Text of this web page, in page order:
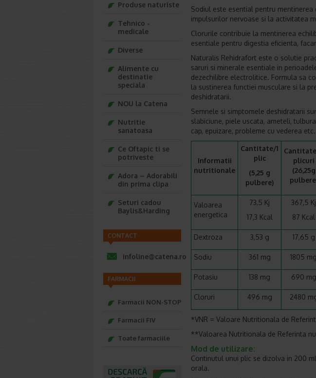
Sodiul este esential pentru
impulsurilor nervoase si la activitatea
Clorurile contribuie la mentinerea
esentiale pentru digestia eficienta,
Naturalis Rehidrafort este o solutie
saruri si minerale esentiale in
dezechilibre electrolitice. Formula sa
la sustinerea functiei musculare si la
deshidratarii.
Semnele si simptomele deshidratarii
slabiciune, piele uscata, ameteli,
cap, epuizare, probleme cu vederea etc.
Informatii
nutritionale
Cantitate/1
plic
(5,25 g
pulbere)
plicuri
(26,25g
Valoarea
energetica
73,5 Kj
17,3 Kcal
367,5 Kj
87 Kcal
Dextroza 3,53 g 17,65 g
Sodiu 361 mg 1805 mg
Potasiu 138 mg 690 mg
Cloruri 496 mg 2480
*VNR = Valoare Nutritionala de
**Valoarea Nutritionala de Referinta
Mod de utilizare:
Continutul unui plic se dizolva in 200
orala.
Produse naturiste
Tehnico -
medicale
Diverse
Alimente cu
destinatie
speciala
NOU la Catena
Nutritie
sanatoasa
Ce Oftapic ti se
potriveste
Adora – Adorabili
din prima clipa
Seturi cadou
Baylis&Harding
CONTACT
infoline@catena.ro
FARMACII
Farmacii NON-STOP
Farmacii FIV
Toate farmaciile